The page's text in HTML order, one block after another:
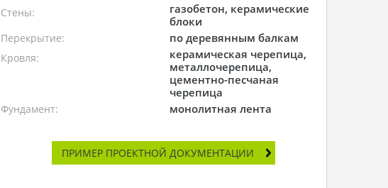
Стены:
газобетон, керамические
блоки
Перекрытие: по деревянным балкам
Кровля:
керамическая черепица,
металлочерепица,
цементно-песчаная
черепица
Фундамент: монолитная лента
ПРИМЕР ПРОЕКТНОЙ ДОКУМЕНТАЦИИ